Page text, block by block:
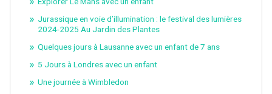
Jurassique en voie d’illumination : le festival des lumières
2024-2025 Au Jardin des Plantes
Quelques jours à Lausanne avec un enfant de 7 ans
5 Jours à Londres avec un enfant
Une journée à Wimbledon